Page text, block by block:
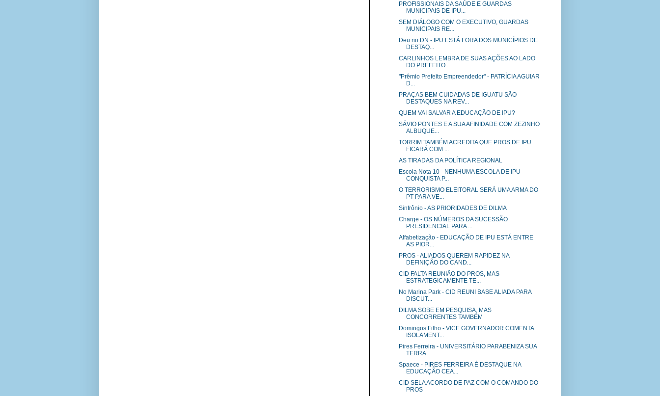
PROFISSIONAIS DA SAÚDE E GUARDAS
MUNICIPAIS DE IPU...
SEM DIÁLOGO COM O EXECUTIVO, GUARDAS
MUNICIPAIS RE...
Deu no DN - IPU ESTÁ FORA DOS MUNICÍPIOS DE
DESTAQ...
CARLINHOS LEMBRA DE SUAS AÇÕES AO LADO
DO PREFEITO...
"Prêmio Prefeito Empreendedor" - PATRÍCIA AGUIAR
D...
PRAÇAS BEM CUIDADAS DE IGUATU SÃO
DESTAQUES NA REV...
QUEM VAI SALVAR A EDUCAÇÃO DE IPU?
SÁVIO PONTES E A SUA AFINIDADE COM ZEZINHO
ALBUQUE...
TORRIM TAMBÉM ACREDITA QUE PROS DE IPU
FICARÁ COM ...
AS TIRADAS DA POLÍTICA REGIONAL
Escola Nota 10 - NENHUMA ESCOLA DE IPU
CONQUISTA P...
O TERRORISMO ELEITORAL SERÁ UMA ARMA DO
PT PARA VE...
Sinfrônio - AS PRIORIDADES DE DILMA
Charge - OS NÚMEROS DA SUCESSÃO
PRESIDENCIAL PARA ...
Alfabetização - EDUCAÇÃO DE IPU ESTÁ ENTRE
AS PIOR...
PROS - ALIADOS QUEREM RAPIDEZ NA
DEFINIÇÃO DO CAND...
CID FALTA REUNIÃO DO PROS, MAS
ESTRATEGICAMENTE TE...
No Marina Park - CID REUNI BASE ALIADA PARA
DISCUT...
DILMA SOBE EM PESQUISA, MAS
CONCORRENTES TAMBÉM
Domingos Filho - VICE GOVERNADOR COMENTA
ISOLAMENT...
Pires Ferreira - UNIVERSITÁRIO PARABENIZA SUA
TERRA
Spaece - PIRES FERREIRA É DESTAQUE NA
EDUCAÇÃO CEA...
CID SELA ACORDO DE PAZ COM O COMANDO DO
PROS